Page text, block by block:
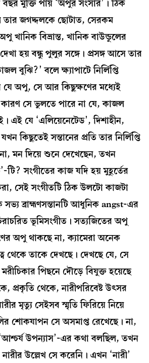
বছর মুক্তি পায় ‘অপুর সংসার’। ঠিক
তার জগদ্দলকে ছোটাত, সেরকম
খানিক বিভ্রান্ত, খানিক বাউন্ডুলের
হয় বন্ধু পুলুর সঙ্গে। প্রসঙ্গ আসে তার
বুঝি?’ বলে ক্ষ্যাপাটে নির্লিপ্তি
যে অপু, সে আর কিছুক্ষণের মধ্যেই
কারণ সে ভুলতে পারে না যে, কাজল
এই যে ‘এলিয়েনেটেড’, দিশাহীন,
কিছুতেই সন্তানের প্রতি তার নির্লিপ্তি
মন দিয়ে শুনে দেখেছেন, তখন
টি? সংগীতের কাজ যদি হয় মুহূর্তের
সেই সংগীতটি ঠিক উলটো কাজটা
ব্রাহ্মণসন্তানটি আধুনিক angst-এর
ভূমিসংগীত। সত্যজিতের অপু
অপু থাকছে না, ক্যামেরা অনেক
থেকে তাকে দেখছে। দেখছে যে, সে
পিছনে দৌড়ে বিযুক্ত হয়েছে
প্রকৃতি থেকে, নারীপরিবেষ্ট উৎসর
মৃত্যু সেইসব স্মৃতি ফিরিয়ে নিয়ে
শোকযাপন সে অসমাপ্ত রেখেছে। না,
উপন্যাস’-এর কথা বলছিল, তখন
উল্লেখ সে করেনি। এখন ‘নারী’